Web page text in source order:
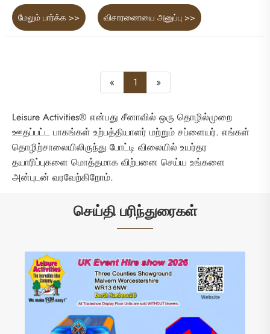
மேலும் பார்க்க >> விசாரணையை அனுப்பு >>
« 1 »
Leisure Activities® என்பது சீனாவில் ஒரு தொழில்முறை
ஊதப்பட்ட பாகங்கள் உற்பத்தியாளர் மற்றும் சப்ளையர். எங்கள்
தொழிற்சாலையிலிருந்து போட்டி விலையில் உயர்தர
தயாரிப்புகளை மொத்தமாக விற்பனை செய்ய உங்களை
அன்புடன் வரவேற்கிறோம்.
செய்தி பரிந்துரைகள்
ஈவென்ட் ஹைர் ஷோ 2026 இல்
வேடிக்கைக்காக தயாராகுங்கள்: பூத் 26 இல்
ஓய்வு நேர செயல்பாடுகளைச் சந்திக்கவும்
மேலும் பார்க்க >>